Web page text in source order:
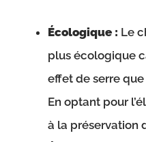
Écologique : Le
plus écologique
effet de serre
En optant pour
à la préservation